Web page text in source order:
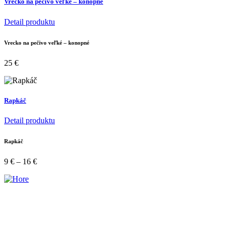
Detail produktu
Vrecko na pečivo veľké – konopné
25 €
Rapkáč
Detail produktu
Rapkáč
9 € – 16 €